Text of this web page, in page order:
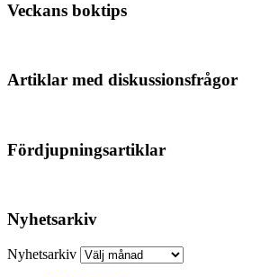
Veckans boktips
Artiklar med diskussionsfrågor
Fördjupningsartiklar
Nyhetsarkiv
Nyhetsarkiv